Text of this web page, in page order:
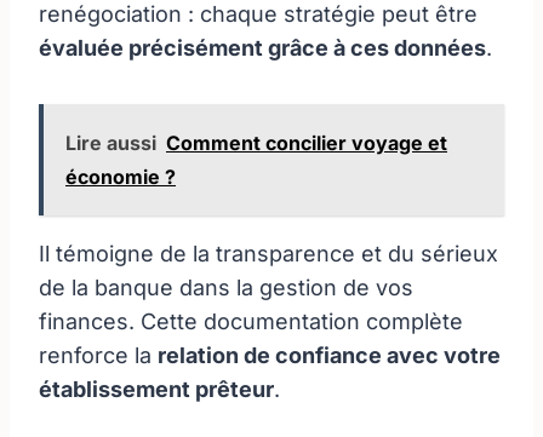
renégociation : chaque stratégie peut être
évaluée précisément grâce à ces données.
Lire aussi Comment concilier voyage et
économie ?
Il témoigne de la transparence et du sérieux
de la banque dans la gestion de vos
finances. Cette documentation complète
renforce la relation de confiance avec votre
établissement prêteur.